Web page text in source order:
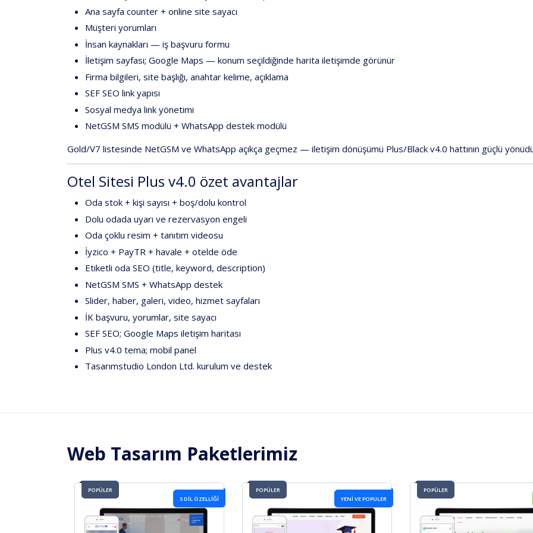
Ana sayfa counter +online site sayacı
Müşteri yorumları
İnsan kaynakları — iş başvuru formu
İletişim sayfası;Google Maps — konum seçildiğinde harita iletişimde görünür
Firma bilgileri, site başlığı, anahtar kelime, açıklama
SEF SEO link yapısı
Sosyal medya link yönetimi
NetGSM SMS modülü +WhatsApp destek modülü
Gold/V7 listesinde NetGSM ve WhatsApp açıkça geçmez — iletişim dönüşümü Plus/Black v4.0 hattının güçlü
Otel Sitesi Plus v4.0 özet avantajlar
Oda stok + kişi sayısı + boş/dolu kontrol
Dolu odada uyarı ve rezervasyon engeli
Oda çoklu resim + tanıtım videosu
İyzico + PayTR + havale +otelde öde
Etiketli oda SEO (title, keyword, description)
NetGSM SMS + WhatsApp destek
Slider, haber, galeri, video, hizmet sayfaları
İK başvuru, yorumlar, site sayacı
SEF SEO; Google Maps iletişim haritası
Plus v4.0 tema; mobil panel
Tasarımstudio London Ltd. kurulum ve destek
Web Tasarım Paketlerimiz
POPÜLER
5 DIL ÖZELLIĞI
POPÜLER
YENİ VE POPULER
POPÜLER